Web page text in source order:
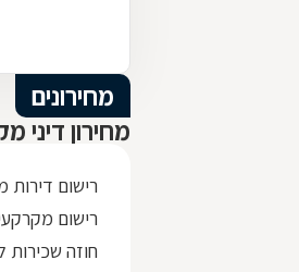
מחירונים
מחירון דיני
רישום דירות
רישום מקרקעין
חוזה שכירות